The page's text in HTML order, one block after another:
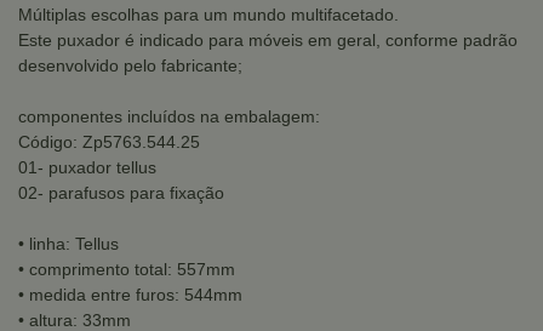
Múltiplas escolhas para um mundo multifacetado.
Este puxador é indicado para móveis em geral, conforme padrão
desenvolvido pelo fabricante;
componentes incluídos na embalagem:
Código: Zp5763.544.25
01- puxador tellus
02- parafusos para fixação
• linha: Tellus
• comprimento total: 557mm
• medida entre furos: 544mm
• altura: 33mm